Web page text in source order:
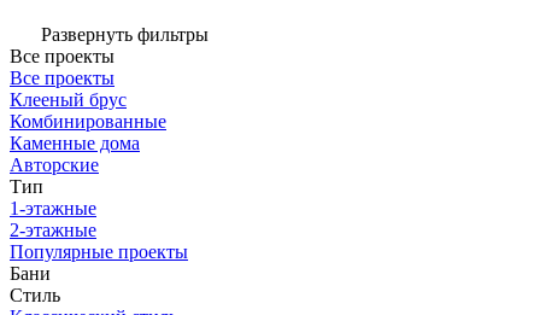
Развернуть фильтры
Все проекты
Все проекты
Клееный брус
Комбинированные
Каменные дома
Авторские
Тип
1-этажные
2-этажные
Популярные проекты
Бани
Стиль